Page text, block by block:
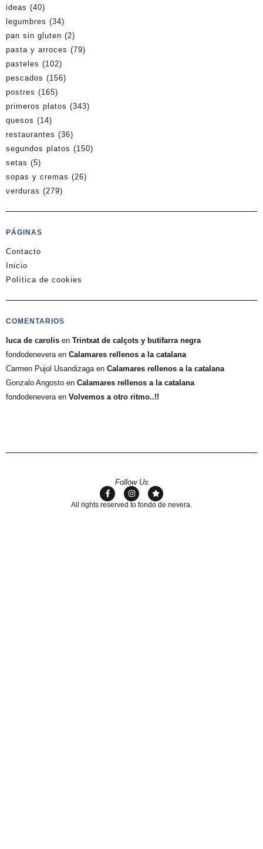
ideas (40)
legumbres (34)
pan sin gluten (2)
pasta y arroces (79)
pasteles (102)
pescados (156)
postres (165)
primeros platos (343)
quesos (14)
restaurantes (36)
segundos platos (150)
setas (5)
sopas y cremas (26)
verduras (279)
PÁGINAS
Contacto
Inicio
Política de cookies
COMENTARIOS
luca de carolis en Trintxat de calçots y butifarra negra
fondodenevera en Calamares rellenos a la catalana
Carmen Pujol Usandizaga en Calamares rellenos a la catalana
Gonzalo Angosto en Calamares rellenos a la catalana
fondodenevera en Volvemos a otro ritmo..!!
Follow Us
All rights reserved to fondo de nevera.